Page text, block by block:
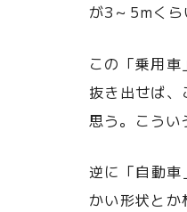
が3～5mくら
この「乗用
抜き出せば
思う。こうい
逆に「自動
かい形状と